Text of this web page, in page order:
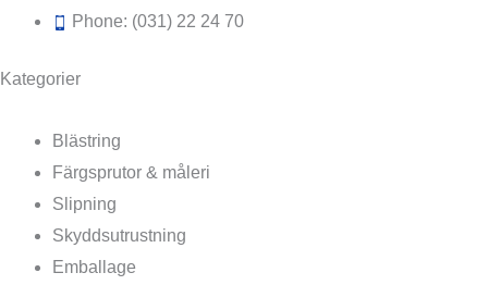
Phone: (031) 22 24 70
Kategorier
Blästring
Färgsprutor & måleri
Slipning
Skyddsutrustning
Emballage